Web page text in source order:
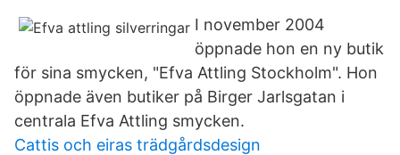
I november 2004
öppnade hon en ny butik
för sina smycken, "Efva Attling Stockholm". Hon
öppnade även butiker på Birger Jarlsgatan i
centrala Efva Attling smycken.
Cattis och eiras trädgårdsdesign